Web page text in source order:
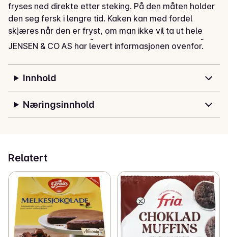
fryses ned direkte etter steking. På den måten holder
den seg fersk i lengre tid. Kaken kan med fordel
skjæres når den er fryst, om man ikke vil ta ut hele
kaken fra fryseren. Både hel kladdkake og oppskårne
laktose- og melkeprotein.
JENSEN & CO AS har levert informasjonen ovenfor.
Innhold
Næringsinnhold
Relatert